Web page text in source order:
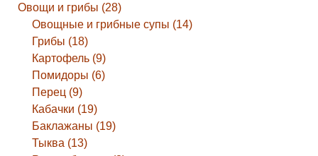
Овощи и грибы (28)
Овощные и грибные супы (14)
Грибы (18)
Картофель (9)
Помидоры (6)
Перец (9)
Кабачки (19)
Баклажаны (19)
Тыква (13)